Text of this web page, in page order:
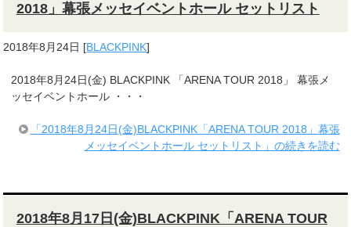
2018」幕張メッセイベントホール セットリスト
2018年8月24日 [BLACKPINK]
2018年8月24日(金) BLACKPINK 「ARENA TOUR 2018」 幕張メ
ッセイベントホール ・・・
「2018年8月24日(金)BLACKPINK「ARENA TOUR 2018」幕張
メッセイベントホール セットリスト」の続きを読む
2018年8月17日(金)BLACKPINK「ARENA TOUR